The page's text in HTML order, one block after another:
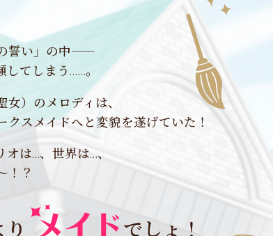
い」の中――
てしまう……。
女）のメロディは、
クスメイドへと変貌を遂げていた！
オは…、世界は…、
！？
でしょ！